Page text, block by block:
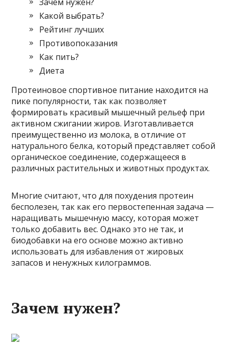
Какой выбрать?
Рейтинг лучших
Противопоказания
Как пить?
Диета
Протеиновое спортивное питание находится на
пике популярности, так как позволяет
формировать красивый мышечный рельеф при
активном сжигании жиров. Изготавливается
преимущественно из молока, в отличие от
натурального белка, который представляет собой
органическое соединение, содержащееся в
различных растительных и животных продуктах.
Многие считают, что для похудения протеин
бесполезен, так как его первостепенная задача —
наращивать мышечную массу, которая может
только добавить вес. Однако это не так, и
биодобавки на его основе можно активно
использовать для избавления от жировых
запасов и ненужных килограммов.
Зачем нужен?